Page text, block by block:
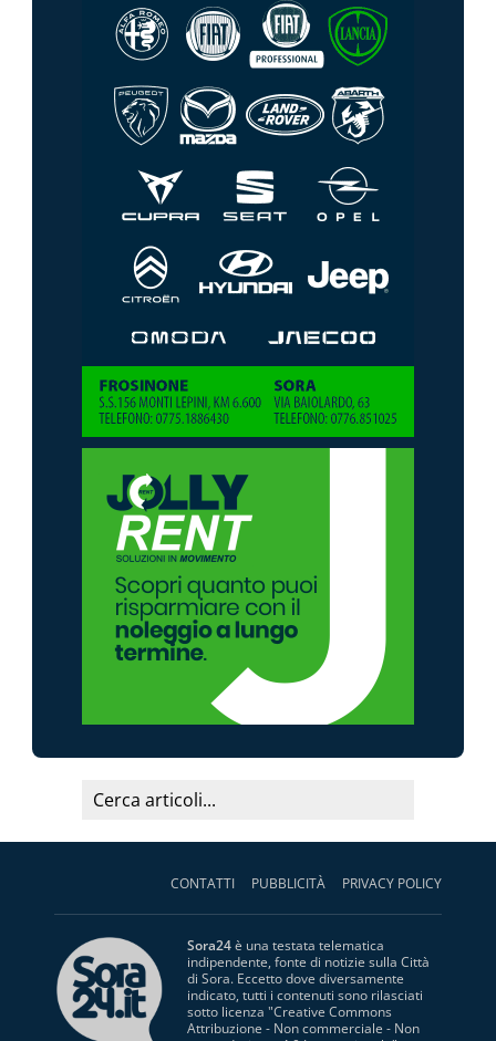
CONTATTI PUBBLICITÀ PRIVACY POLICY
Sora24è una testata telematica
indipendente, fonte di notizie sulla Città
di Sora. Eccetto dove diversamente
indicato, tutti i contenuti sono rilasciati
sotto licenza "Creative Commons
Attribuzione - Non commerciale - Non